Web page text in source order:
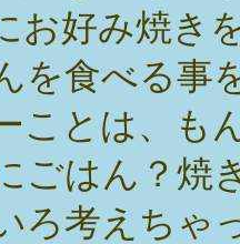
お好み焼き
を食べる事
ことは、も
ごはん？焼
ろ考えちゃ